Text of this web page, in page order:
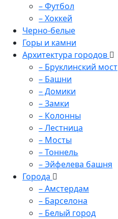
– Футбол
– Хоккей
Черно-белые
Горы и камни
Архитектура городов
– Бруклинский мост
– Башни
– Домики
– Замки
– Колонны
– Лестница
– Мосты
– Тоннель
– Эйфелева башня
Города
– Амстердам
– Барселона
– Белый город